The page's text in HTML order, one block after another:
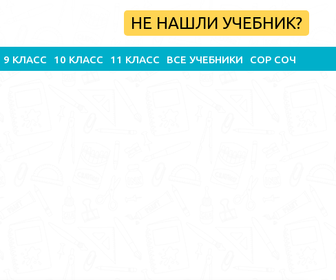
НЕ НАШЛИ УЧЕБНИК?
9 КЛАСС 10 КЛАСС 11 КЛАСС ВСЕ УЧЕБНИКИ СОР СОЧ